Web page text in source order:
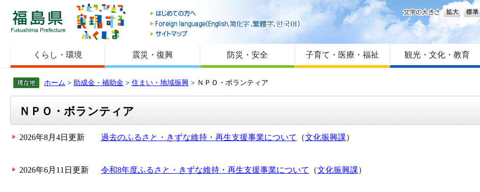
福島県
はじめての方へ
Foreign language
サイトマップ
文字の大きさ
くらし・環境 震災・復興 防災・安全 子育て・医療・福祉 観光・文化・教育
ホーム > 助成金・補助金 > 住まい・地域振興 > ＮＰＯ・ボランティア
ＮＰＯ・ボランティア
2026年8月4日更新 過去のふるさと・きずな維持・再生支援事業について （文化振興課）
2026年6月11日更新 令和8年度ふるさと・きずな維持・再生支援事業について （文化振興課）